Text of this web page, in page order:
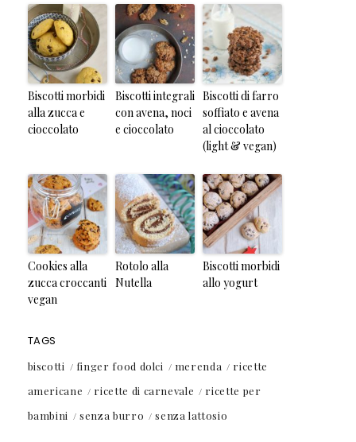
Biscotti morbidi
alla zucca e
cioccolato
Biscotti integrali
con avena, noci
e cioccolato
Biscotti di farro
soffiato e avena
al cioccolato
(light & vegan)
Cookies alla
zucca croccanti
vegan
Rotolo alla
Nutella
Biscotti morbidi
allo yogurt
TAGS
biscotti finger food dolci merenda
ricette
americane
ricette di carnevale
ricette per
bambini
senza burro senza lattosio